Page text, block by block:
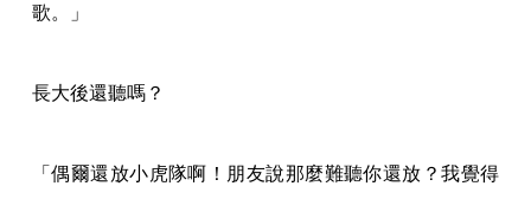
歌。」
長大後還聽嗎？
「偶爾還放小虎隊啊！朋友說那麼難聽你還放？我覺得